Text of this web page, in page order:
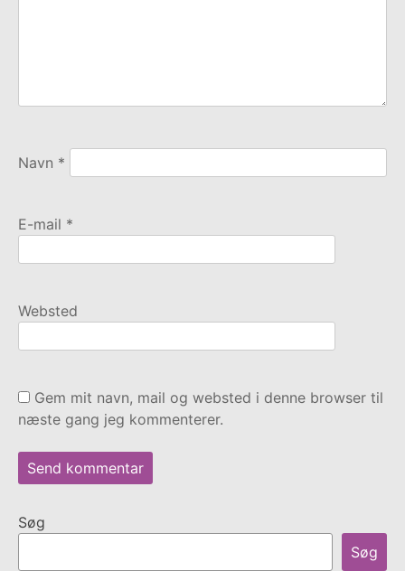
Navn *
E-mail *
Websted
Gem mit navn, mail og websted i denne browser til
næste gang jeg kommenterer.
Søg
Søg